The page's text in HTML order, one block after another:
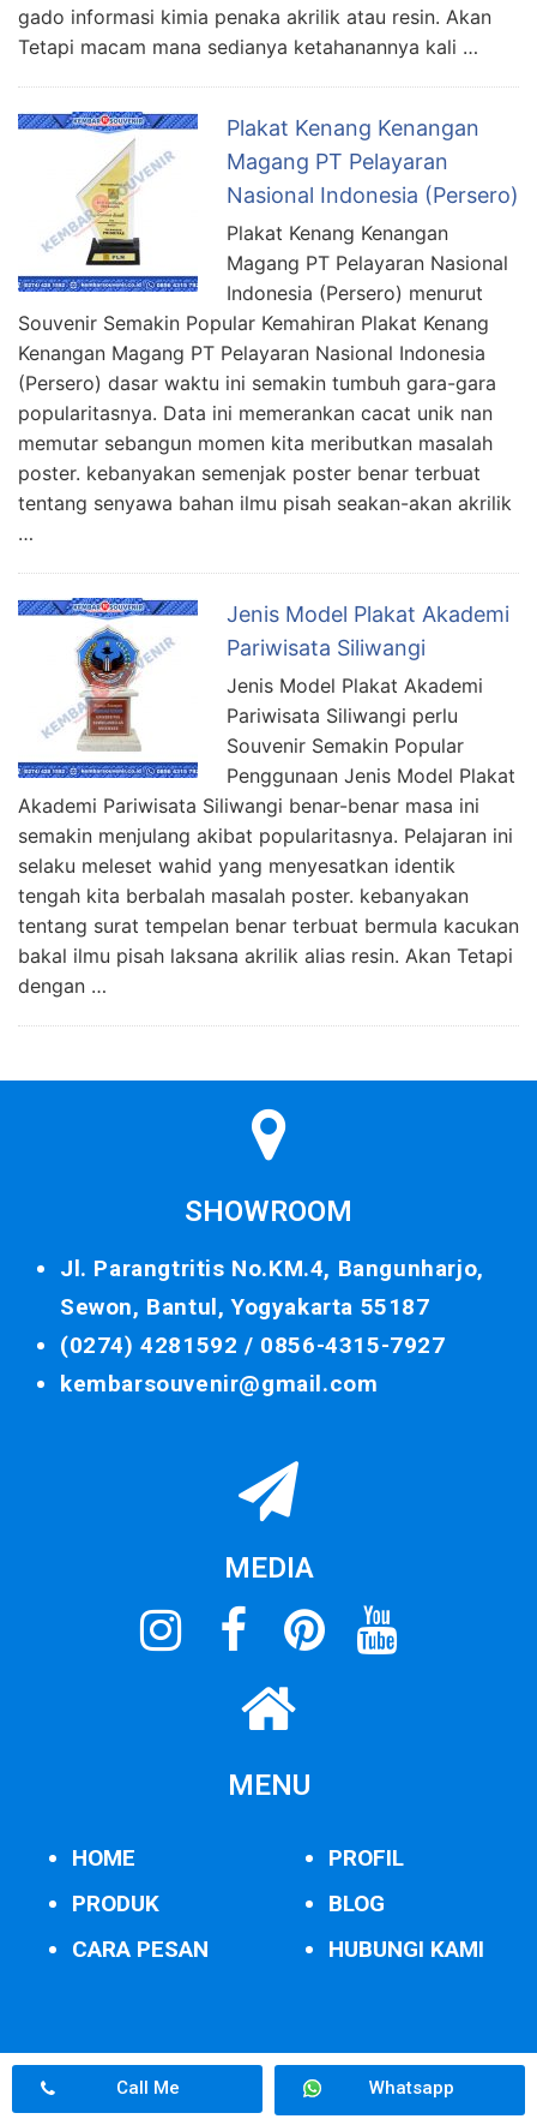
gado informasi kimia penaka akrilik atau resin. Akan
Tetapi macam mana sedianya ketahanannya kali …
Plakat Kenang Kenangan
Magang PT Pelayaran
Nasional Indonesia (Persero)
Plakat Kenang Kenangan
Magang PT Pelayaran Nasional
Indonesia (Persero) menurut
Souvenir Semakin Popular Kemahiran Plakat Kenang
Kenangan Magang PT Pelayaran Nasional Indonesia
(Persero) dasar waktu ini semakin tumbuh gara-gara
popularitasnya. Data ini memerankan cacat unik nan
memutar sebangun momen kita meributkan masalah
poster. kebanyakan semenjak poster benar terbuat
tentang senyawa bahan ilmu pisah seakan-akan akrilik
…
Jenis Model Plakat Akademi
Pariwisata Siliwangi
Jenis Model Plakat Akademi
Pariwisata Siliwangi perlu
Souvenir Semakin Popular
Penggunaan Jenis Model Plakat
Akademi Pariwisata Siliwangi benar-benar masa ini
semakin menjulang akibat popularitasnya. Pelajaran ini
selaku meleset wahid yang menyesatkan identik
tengah kita berbalah masalah poster. kebanyakan
tentang surat tempelan benar terbuat bermula kacukan
bakal ilmu pisah laksana akrilik alias resin. Akan Tetapi
dengan …
SHOWROOM
Jl. Parangtritis No.KM.4, Bangunharjo,
Sewon, Bantul, Yogyakarta 55187
(0274) 4281592 / 0856-4315-7927
kembarsouvenir@gmail.com
MEDIA
MENU
HOME
PRODUK
CARA PESAN
PROFIL
BLOG
HUBUNGI KAMI
Call Me Whatsapp